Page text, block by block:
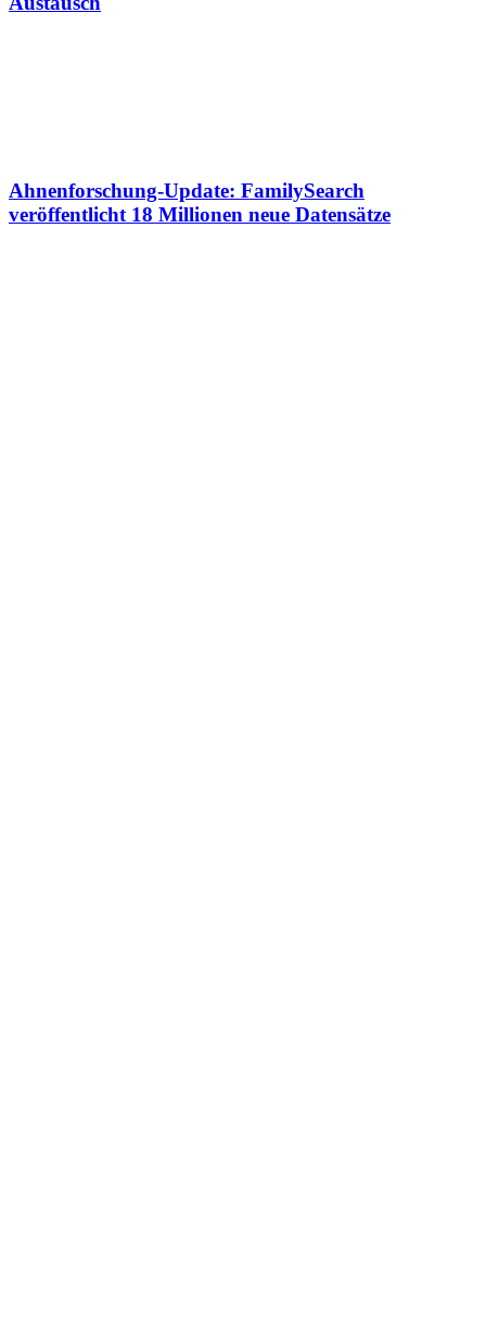
Ahnenforschung-Update: FamilySearch
veröffentlicht 18 Millionen neue Datensätze